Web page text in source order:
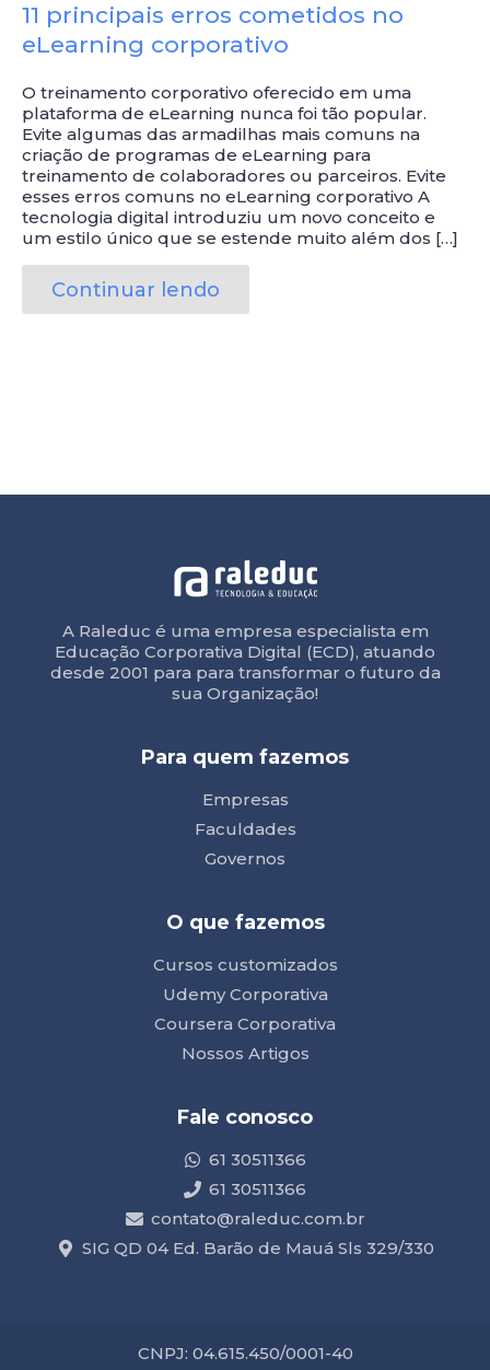
11 principais erros cometidos no
eLearning corporativo
O treinamento corporativo oferecido em uma
plataforma de eLearning nunca foi tão popular.
Evite algumas das armadilhas mais comuns na
criação de programas de eLearning para
treinamento de colaboradores ou parceiros. Evite
esses erros comuns no eLearning corporativo A
tecnologia digital introduziu um novo conceito e
um estilo único que se estende muito além dos […]
Continuar lendo
A Raleduc é uma empresa especialista em
Educação Corporativa Digital (ECD), atuando
desde 2001 para para transformar o futuro da
sua Organização!
Para quem fazemos
Empresas
Faculdades
Governos
O que fazemos
Cursos customizados
Udemy Corporativa
Coursera Corporativa
Nossos Artigos
Fale conosco
61 30511366
61 30511366
contato@raleduc.com.br
SIG QD 04 Ed. Barão de Mauá Sls 329/330
CNPJ: 04.615.450/0001-40